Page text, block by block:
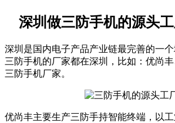
深圳做三防手机的源头
深圳是国内电子产品产业链最完善的一
三防手机的厂家都在深圳，比如：优尚
三防手机厂家。
优尚丰主要生产三防手持智能终端，以